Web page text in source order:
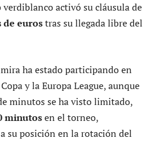
activó su cláusula de
de eurostras su llegada libre del
ha estado participando en
y la Europa League, aunque
minutos se ha visto limitado,
minutosen el torneo,
su posición en la rotación del